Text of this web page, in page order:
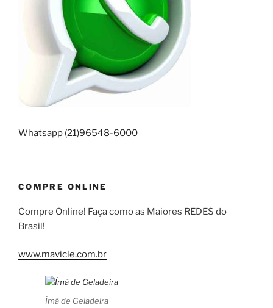
Whatsapp (21)96548-6000
COMPRE ONLINE
Compre Online! Faça como as Maiores REDES do
Brasil!
www.mavicle.com.br
Ímã de Geladeira